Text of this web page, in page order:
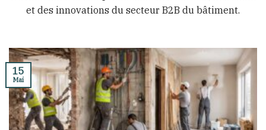
et des innovations du secteur B2B du bâtiment.
15
Mai